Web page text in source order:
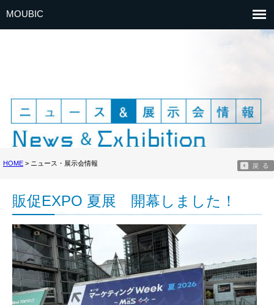
MOUBIC
HOME > ニュース・展示会情報
販促EXPO 夏展 開幕しました！